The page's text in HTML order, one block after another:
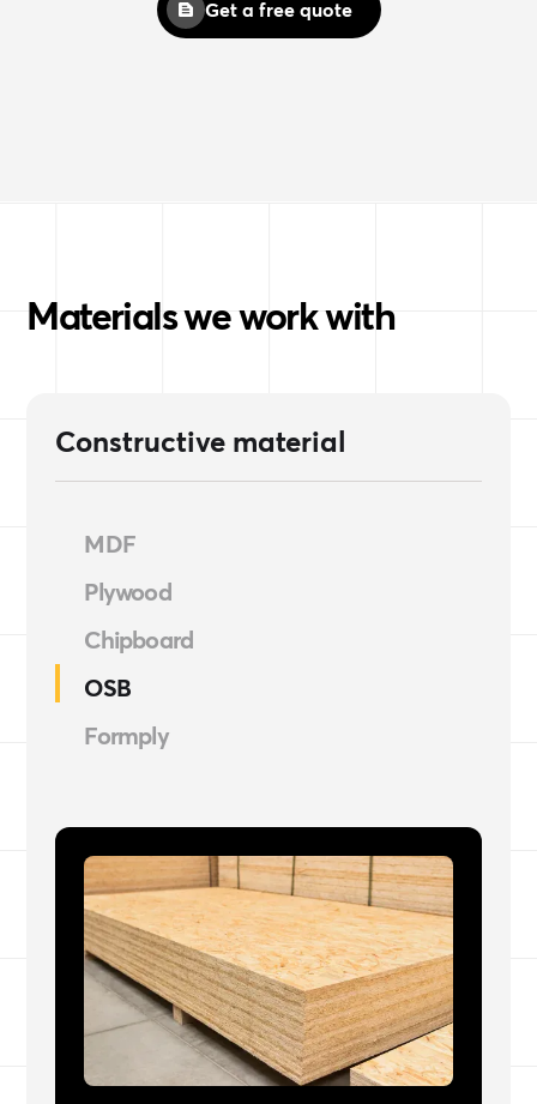
Get a free quote
Materials we work with
Constructive material
MDF
Plywood
Chipboard
OSB
Formply